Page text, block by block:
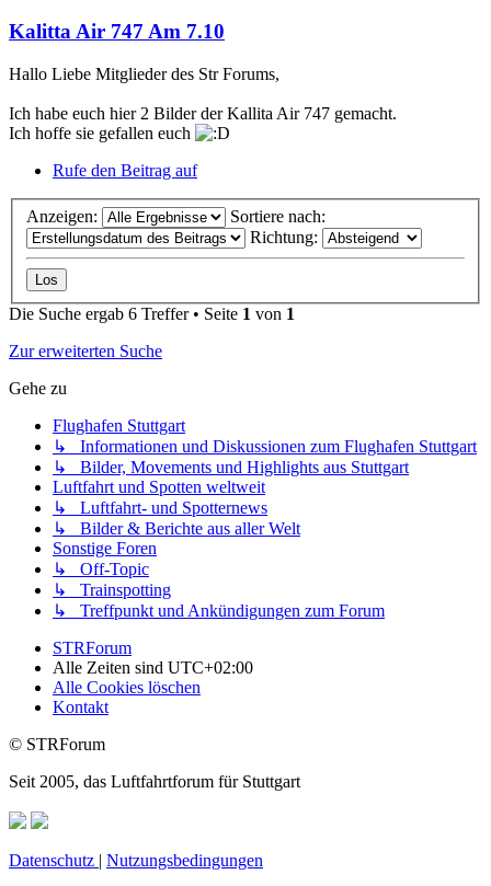
Kalitta Air 747 Am 7.10
Hallo Liebe Mitglieder des Str Forums,
Ich habe euch hier 2 Bilder der Kallita Air 747 gemacht.
Ich hoffe sie gefallen euch
Rufe den Beitrag auf
Anzeigen:
Sortiere nach:
Richtung:
Die Suche ergab 6 Treffer • Seite 1 von 1
Zur erweiterten Suche
Gehe zu
Flughafen Stuttgart
↳ Informationen und Diskussionen zum Flughafen Stuttgart
↳ Bilder, Movements und Highlights aus Stuttgart
Luftfahrt und Spotten weltweit
↳ Luftfahrt- und Spotternews
↳ Bilder & Berichte aus aller Welt
Sonstige Foren
↳ Off-Topic
↳ Trainspotting
↳ Treffpunkt und Ankündigungen zum Forum
STRForum
Alle Zeiten sind UTC+02:00
Alle Cookies löschen
Kontakt
© STRForum
Seit 2005, das Luftfahrtforum für Stuttgart
Datenschutz | Nutzungsbedingungen